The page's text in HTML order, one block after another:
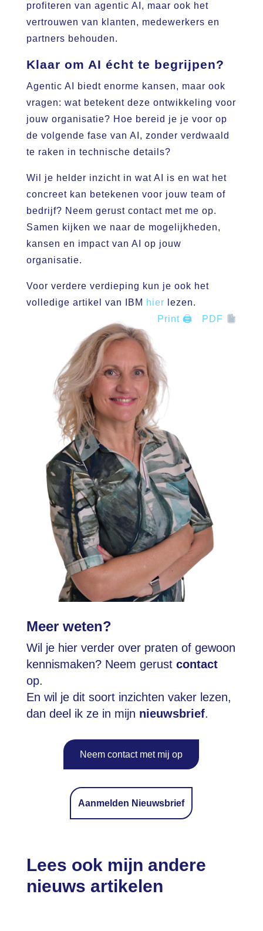
profiteren van agentic AI, maar ook het
vertrouwen van klanten, medewerkers en
partners behouden.
Klaar om AI écht te begrijpen?
Agentic AI biedt enorme kansen, maar ook
vragen: wat betekent deze ontwikkeling voor
jouw organisatie? Hoe bereid je je voor op
de volgende fase van AI, zonder verdwaald
te raken in technische details?
Wil je helder inzicht in wat AI is en wat het
concreet kan betekenen voor jouw team of
bedrijf? Neem gerust contact met me op.
Samen kijken we naar de mogelijkheden,
kansen en impact van AI op jouw
organisatie.
Voor verdere verdieping kun je ook het
volledige artikel van IBM hier lezen.
Print 🖨
PDF
Meer weten?
Wil je hier verder over praten of gewoon
kennismaken? Neem gerust contact
op.
En wil je dit soort inzichten vaker lezen,
dan deel ik ze in mijn nieuwsbrief.
Neem contact met mij op
Aanmelden Nieuwsbrief
Lees ook mijn andere
nieuws artikelen